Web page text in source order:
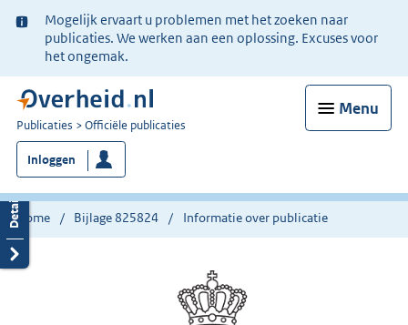
Ter
informatie:
Mogelijk ervaart u problemen met het zoeken naar
publicaties. We werken aan een oplossing. Excuses voor
het ongemak.
Menu
U
bent
nu
hier:
Publicaties Officiële publicaties
Inloggen
Home Bijlage 825824 Informatie over publicatie